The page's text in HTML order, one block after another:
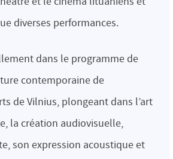
diverses performances.
dans le programme de
contemporaine de
de Vilnius, plongeant dans l’art
la création audiovisuelle,
son expression acoustique et